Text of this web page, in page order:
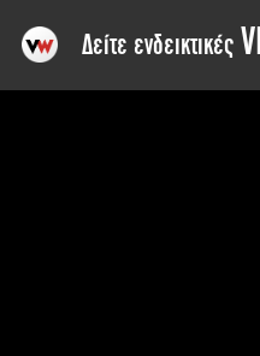
Δείτε ενδεικτικές